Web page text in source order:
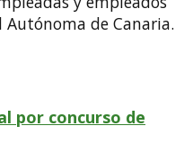
de Canaria.
por concurso de